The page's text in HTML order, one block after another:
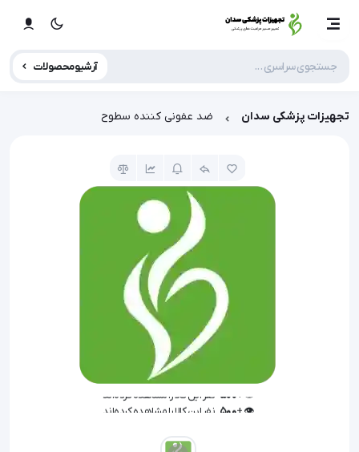
آرشیو محصولات
تجهیزات پزشکی سدان ضد عفونی کننده سطوح
👁️ +
500 نفر این کالا را مشاهده کرده‌اند